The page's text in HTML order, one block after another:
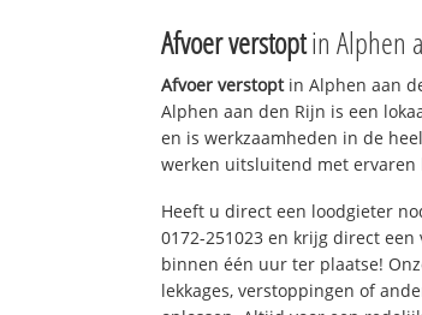
Afvoer verstoptin Alphen
Afvoer verstoptin Alphen aan
Alphen aan den Rijn is een
en is werkzaamheden in de
werken uitsluitend met ervaren
Heeft u direct een loodgieter
0172-251023 en krijg direct
binnen één uur ter plaatse!
lekkages, verstoppingen of